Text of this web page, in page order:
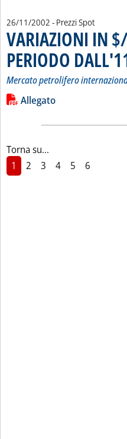
26/11/2002 - Prezzi Spot
VARIAZIONI IN
PERIODO
Mercato petrolifero
Leggi tutta la notizia:
Lista allegati PDF alla
Allegato
Torna su...
1
2 3 4 5 6